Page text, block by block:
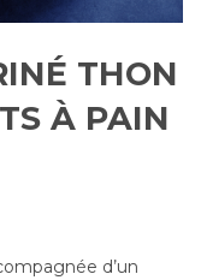
THON
À PAIN
d’un